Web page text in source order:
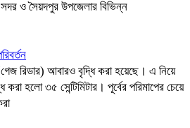
ও সৈয়দপুর উপজেলার বিভিন্ন
রিডার) আবারও বৃদ্ধি করা হয়েছে। এ নিয়ে
করা হলো ৩৫ সেন্টিমিটার। পূর্বের পরিমাপের চেয়ে